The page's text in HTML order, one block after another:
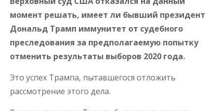
момент решать, имеет ли бывший президент
Дональд Трамп иммунитет от судебного
преследования за предполагаемую попытку
отменить результаты выборов 2020 года.
Это успех Трампа, пытавшегося отложить
рассмотрение этого дела.